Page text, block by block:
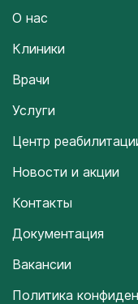
О нас
Клиники
Врачи
Услуги
Центр
Новости и акции
Контакты
Документация
Вакансии
Политика